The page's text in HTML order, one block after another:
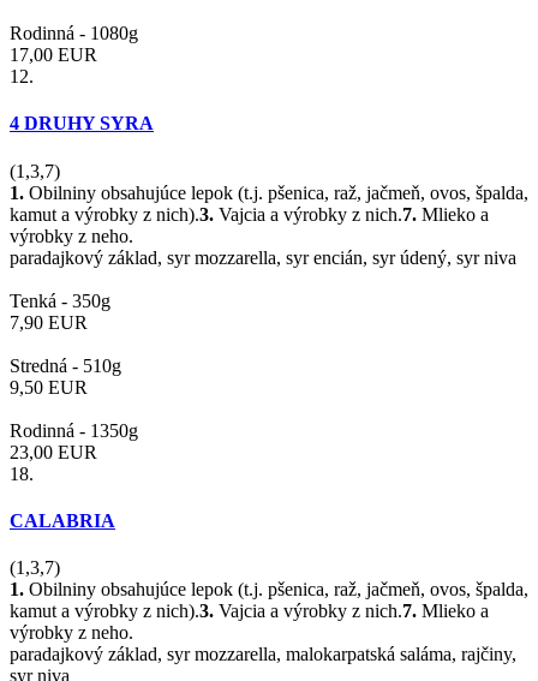
Rodinná - 1080g
17,00 EUR
12.
4 DRUHY SYRA
(1,3,7)
1. Obilniny obsahujúce lepok (t.j. pšenica, raž, jačmeň, ovos, špalda,
kamut a výrobky z nich).3. Vajcia a výrobky z nich.7. Mlieko a
výrobky z neho.
paradajkový základ, syr mozzarella, syr encián, syr údený, syr niva
Tenká - 350g
7,90 EUR
Stredná - 510g
9,50 EUR
Rodinná - 1350g
23,00 EUR
18.
CALABRIA
(1,3,7)
1. Obilniny obsahujúce lepok (t.j. pšenica, raž, jačmeň, ovos, špalda,
kamut a výrobky z nich).3. Vajcia a výrobky z nich.7. Mlieko a
výrobky z neho.
paradajkový základ, syr mozzarella, malokarpatská saláma, rajčiny,
syr niva